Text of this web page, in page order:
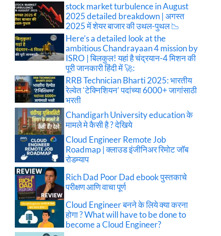
stock market turbulence in August
2025 detailed breakdown | अगस्त
2025 में शेयर बाजार की उथल-पुथल 📉
Here’s a detailed look at the
ambitious Chandrayaan 4 mission by
ISRO | बिलकुल! यहां है चंद्रयान-4 मिशन की
पूरी जानकारी हिंदी में 🚀:
RRB Technician Bharti 2025: भारतीय
रेल्वेत ‘टेक्निशियन’ पदांच्या 6000+ जागांसाठी
भरती
Chandigarh University education के
मामले मे कैसी है ? देखिये
Cloud Engineer Remote Job
Roadmap | क्लाउड इंजीनिअर रिमोट जॉब
रोडम्याप
Rich Dad Poor Dad ebook पुस्तकाचे
परीक्षण आणि वाचा पूर्ण
Cloud Engineer बनने के लिये क्या करना
होगा ? What will have to be done to
become a Cloud Engineer?